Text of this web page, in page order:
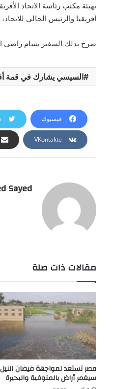
بهيئة مكتب رئاسة الاتحاد
أفريقيا والرئيس الحالي
صرح بذلك السفير بسام راضي
السيسي يشارك في قمة
فيسبوك
Sayed
مقالات ذات صلة
مصر تستعد لمواجهة فيضان
سيغمر أراض بالمنوفية والبحيرة